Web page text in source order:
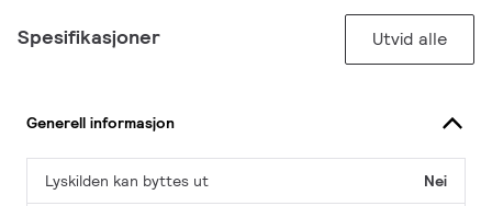
Spesifikasjoner Utvid alle
Generell informasjon
Lyskilden kan byttes ut Nei